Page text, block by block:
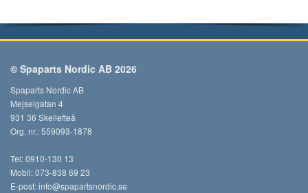
© Spaparts Nordic AB 2026
Spaparts Nordic AB
Mejselgatan 4
931 36 Skellefteå
Org. nr.: 559093-1878
Tel: 0910-130 13
Mobil: 073-838 69 23
E-post:info@spapartsnordic.se